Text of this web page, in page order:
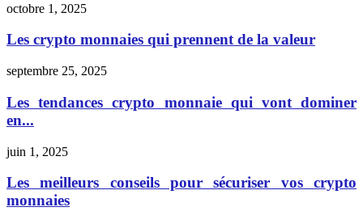
octobre 1, 2025
Les crypto monnaies qui prennent de la valeur
septembre 25, 2025
Les tendances crypto monnaie qui vont dominer
en...
juin 1, 2025
Les meilleurs conseils pour sécuriser vos crypto
monnaies